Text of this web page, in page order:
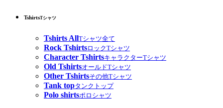
TshirtsTシャツ
Tshirts AllTシャツ全て
Rock TshirtsロックTシャツ
Character TshirtsキャラクターTシャツ
Old TshirtsオールドTシャツ
Other Tshirtsその他Tシャツ
Tank topタンクトップ
Polo shirtsポロシャツ